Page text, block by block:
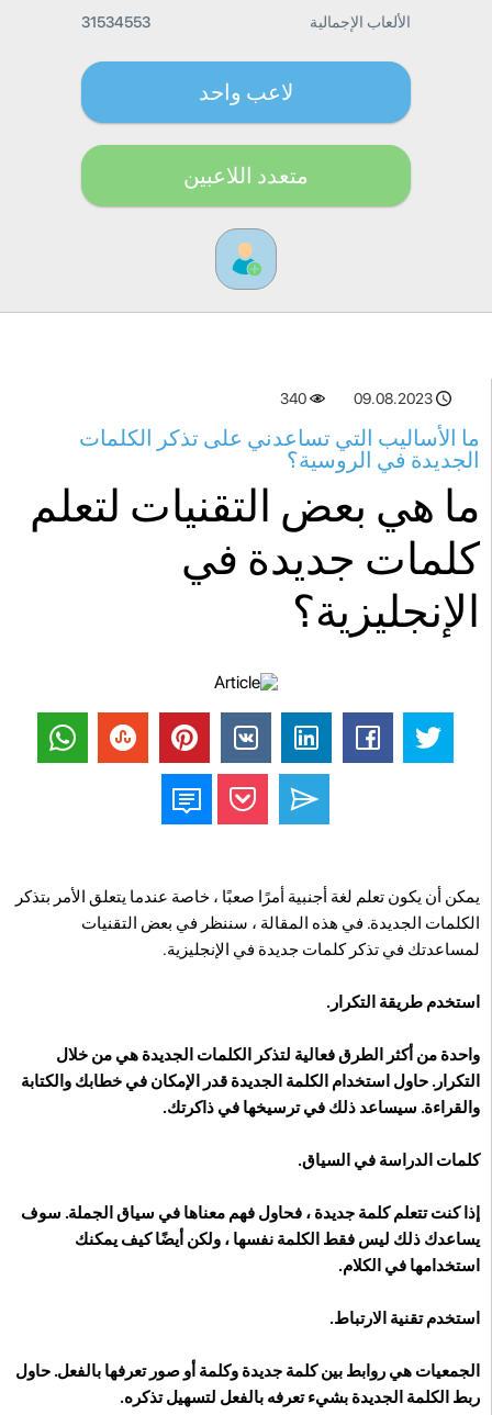
الألعاب الإجمالية 31534553
لاعب واحد
متعدد اللاعبين
09.08.2023
340
ما الأساليب التي تساعدني على تذكر الكلمات
الجديدة في الروسية؟
ما هي بعض التقنيات لتعلم
كلمات جديدة في
الإنجليزية؟
يمكن أن يكون تعلم لغة أجنبية أمرًا صعبًا ، خاصة عندما يتعلق الأمر بتذكر
الكلمات الجديدة. في هذه المقالة ، سننظر في بعض التقنيات
لمساعدتك في تذكر كلمات جديدة في الإنجليزية.
استخدم طريقة التكرار.
واحدة من أكثر الطرق فعالية لتذكر الكلمات الجديدة هي من خلال
التكرار. حاول استخدام الكلمة الجديدة قدر الإمكان في خطابك والكتابة
والقراءة. سيساعد ذلك في ترسيخها في ذاكرتك.
كلمات الدراسة في السياق.
إذا كنت تتعلم كلمة جديدة ، فحاول فهم معناها في سياق الجملة. سوف
يساعدك ذلك ليس فقط الكلمة نفسها ، ولكن أيضًا كيف يمكنك
استخدامها في الكلام.
استخدم تقنية الارتباط.
الجمعيات هي روابط بين كلمة جديدة وكلمة أو صور تعرفها بالفعل. حاول
ربط الكلمة الجديدة بشيء تعرفه بالفعل لتسهيل تذكره.